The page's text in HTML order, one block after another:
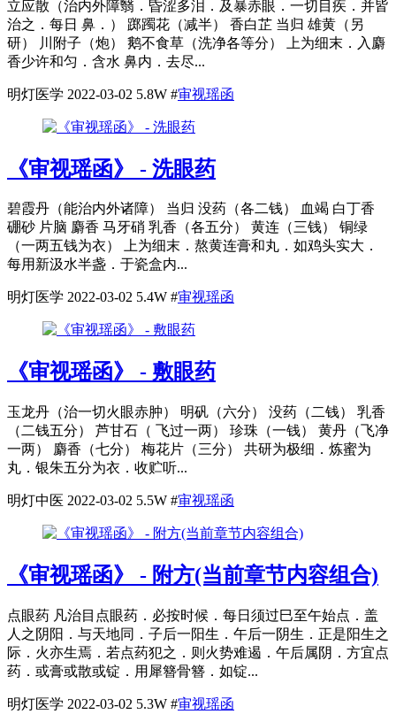
立应散（治内外障翳．昏涩多泪．及暴赤眼．一切目疾．并皆
治之．每日 鼻．） 踯躅花（减半） 香白芷 当归 雄黄（另
研） 川附子（炮） 鹅不食草（洗净各等分） 上为细末．入麝
香少许和匀．含水 鼻内．去尽...
明灯医学 2022-03-02 5.8W #审视瑶函
《审视瑶函》 - 洗眼药
碧霞丹（能治内外诸障） 当归 没药（各二钱） 血竭 白丁香
硼砂 片脑 麝香 马牙硝 乳香（各五分） 黄连（三钱） 铜绿
（一两五钱为衣） 上为细末．熬黄连膏和丸．如鸡头实大．
每用新汲水半盏．于瓷盒内...
明灯医学 2022-03-02 5.4W #审视瑶函
《审视瑶函》 - 敷眼药
玉龙丹（治一切火眼赤肿） 明矾（六分） 没药（二钱） 乳香
（二钱五分） 芦甘石（ 飞过一两） 珍珠（一钱） 黄丹（飞净
一两） 麝香（七分） 梅花片（三分） 共研为极细．炼蜜为
丸．银朱五分为衣．收贮听...
明灯中医 2022-03-02 5.5W #审视瑶函
《审视瑶函》 - 附方(当前章节内容组合)
点眼药 凡治目点眼药．必按时候．每日须过巳至午始点．盖
人之阴阳．与天地同．子后一阳生．午后一阴生．正是阳生之
际．火亦生焉．若点药犯之．则火势难遏．午后属阴．方宜点
药．或膏或散或锭．用犀簪骨簪．如锭...
明灯医学 2022-03-02 5.3W #审视瑶函